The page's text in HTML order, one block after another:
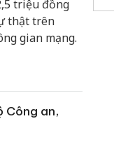
triệu đồng
thật trên
gian mạng.
Công an,